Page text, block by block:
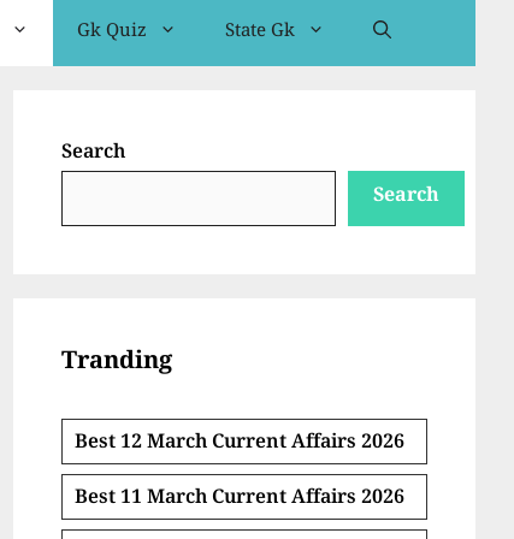
Gk Quiz State Gk
Search
Search
Tranding
Best 12 March Current Affairs 2026
Best 11 March Current Affairs 2026